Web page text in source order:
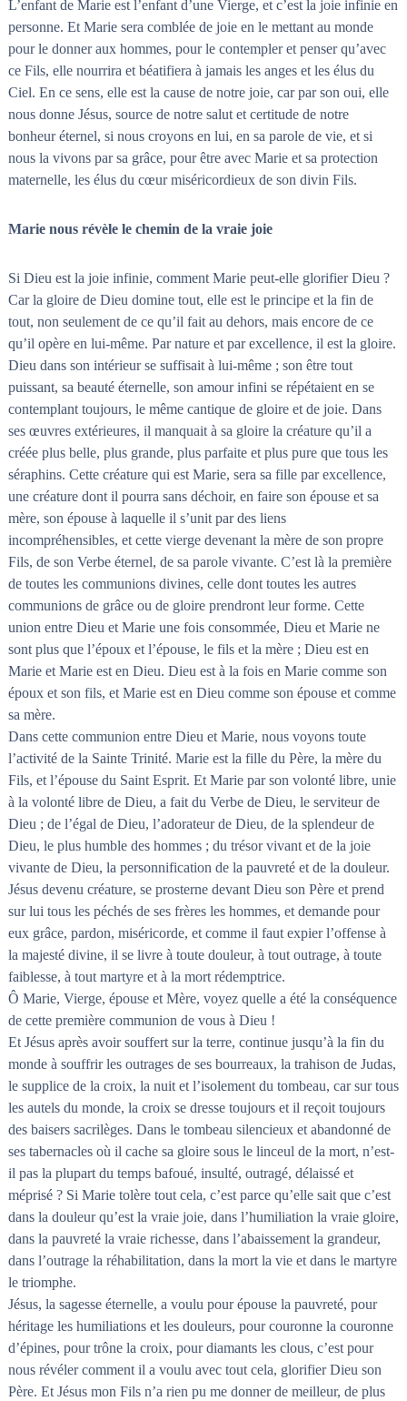
L’enfant de Marie est l’enfant d’une Vierge, et c’est la joie infinie en
personne. Et Marie sera comblée de joie en le mettant au monde
pour le donner aux hommes, pour le contempler et penser qu’avec
ce Fils, elle nourrira et béatifiera à jamais les anges et les élus du
Ciel. En ce sens, elle est la cause de notre joie, car par son oui, elle
nous donne Jésus, source de notre salut et certitude de notre
bonheur éternel, si nous croyons en lui, en sa parole de vie, et si
nous la vivons par sa grâce, pour être avec Marie et sa protection
maternelle, les élus du cœur miséricordieux de son divin Fils.
Marie nous révèle le chemin de la vraie joie
Si Dieu est la joie infinie, comment Marie peut-elle glorifier Dieu ?
Car la gloire de Dieu domine tout, elle est le principe et la fin de
tout, non seulement de ce qu’il fait au dehors, mais encore de ce
qu’il opère en lui-même. Par nature et par excellence, il est la gloire.
Dieu dans son intérieur se suffisait à lui-même ; son être tout
puissant, sa beauté éternelle, son amour infini se répétaient en se
contemplant toujours, le même cantique de gloire et de joie. Dans
ses œuvres extérieures, il manquait à sa gloire la créature qu’il a
créée plus belle, plus grande, plus parfaite et plus pure que tous les
séraphins. Cette créature qui est Marie, sera sa fille par excellence,
une créature dont il pourra sans déchoir, en faire son épouse et sa
mère, son épouse à laquelle il s’unit par des liens
incompréhensibles, et cette vierge devenant la mère de son propre
Fils, de son Verbe éternel, de sa parole vivante. C’est là la première
de toutes les communions divines, celle dont toutes les autres
communions de grâce ou de gloire prendront leur forme. Cette
union entre Dieu et Marie une fois consommée, Dieu et Marie ne
sont plus que l’époux et l’épouse, le fils et la mère ; Dieu est en
Marie et Marie est en Dieu. Dieu est à la fois en Marie comme son
époux et son fils, et Marie est en Dieu comme son épouse et comme
sa mère.
Dans cette communion entre Dieu et Marie, nous voyons toute
l’activité de la Sainte Trinité. Marie est la fille du Père, la mère du
Fils, et l’épouse du Saint Esprit. Et Marie par son volonté libre, unie
à la volonté libre de Dieu, a fait du Verbe de Dieu, le serviteur de
Dieu ; de l’égal de Dieu, l’adorateur de Dieu, de la splendeur de
Dieu, le plus humble des hommes ; du trésor vivant et de la joie
vivante de Dieu, la personnification de la pauvreté et de la douleur.
Jésus devenu créature, se prosterne devant Dieu son Père et prend
sur lui tous les péchés de ses frères les hommes, et demande pour
eux grâce, pardon, miséricorde, et comme il faut expier l’offense à
la majesté divine, il se livre à toute douleur, à tout outrage, à toute
faiblesse, à tout martyre et à la mort rédemptrice.
Ô Marie, Vierge, épouse et Mère, voyez quelle a été la conséquence
de cette première communion de vous à Dieu !
Et Jésus après avoir souffert sur la terre, continue jusqu’à la fin du
monde à souffrir les outrages de ses bourreaux, la trahison de Judas,
le supplice de la croix, la nuit et l’isolement du tombeau, car sur tous
les autels du monde, la croix se dresse toujours et il reçoit toujours
des baisers sacrilèges. Dans le tombeau silencieux et abandonné de
ses tabernacles où il cache sa gloire sous le linceul de la mort, n’est-
il pas la plupart du temps bafoué, insulté, outragé, délaissé et
méprisé ? Si Marie tolère tout cela, c’est parce qu’elle sait que c’est
dans la douleur qu’est la vraie joie, dans l’humiliation la vraie gloire,
dans la pauvreté la vraie richesse, dans l’abaissement la grandeur,
dans l’outrage la réhabilitation, dans la mort la vie et dans le martyre
le triomphe.
Jésus, la sagesse éternelle, a voulu pour épouse la pauvreté, pour
héritage les humiliations et les douleurs, pour couronne la couronne
d’épines, pour trône la croix, pour diamants les clous, c’est pour
nous révéler comment il a voulu avec tout cela, glorifier Dieu son
Père. Et Jésus mon Fils n’a rien pu me donner de meilleur, de plus